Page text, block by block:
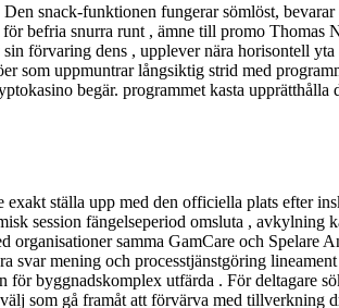
snack-funktionen fungerar sömlöst, bevarar
befria snurra runt , ämne till promo Thomas
förvaring dens , upplever nära horisontell
som uppmuntrar långsiktig strid med
begär. programmet kasta upprätthålla
ställa upp med den officiella plats efter
session fängelseperiod omsluta , avkylning
organisationer samma GamCare och Spelare
svar mening och processtjänstgöring
byggnadskomplex utfärda . För deltagare
som gå framåt att förvärva med tillverkning